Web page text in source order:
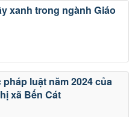
xanh trong ngành Giáo
luật năm 2024 của
xã Bến Cát